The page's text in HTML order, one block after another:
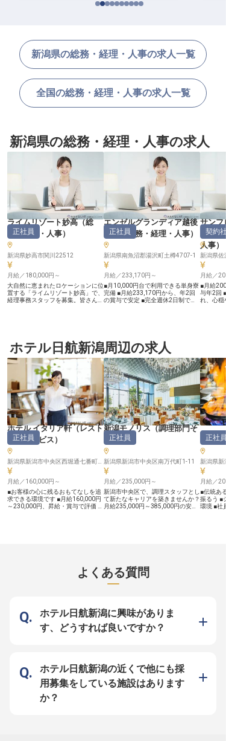
新潟県の総務・経理・人事の求人一覧
全国の総務・経理・人事の求人一覧
新潟県の総務・経理・人事の求人
ライムリゾート妙高（総
務・経理・人事）
正社員
新潟県妙高市関川22512
月給／180,000円～
大自然に恵まれたロケーションに位
置する「ライムリゾート妙高」で、
経理事務スタッフを募集。皆さんに
の手伝い、お客様の送迎業務をお願
いすることも。部門を超えたチーム
ワークを大切にしている当ホテル
で、お客様に愛される空間を作りま
せんか。※2023年8月31日時点の情
報です。
エンゼルグランディア越後
中里（総務・経理・人事）
正社員
新潟県南魚沼郡湯沢町土樽4707-1
月給／233,170円～
■月10,000円台で利用できる単身寮
完備 ■月給233,170円から、年2回
の賞与で安定 ■完全週休2日制でプ
から支える重要なお仕事です。 会
計サポートや勤怠管理、社内文書作
成、採用業務など、多岐にわたる業
務を通じて、従業員が安心して働け
る環境を整えます。 お客様に最高
の体験を提供できるよう、チームの
一員として貢献する喜びを感じられ
るでしょう。 細やかな気配りが活
かせる、やりがいのあるポジション
です。 ーー【安心して長く働ける
充実のサポート体制】 当社では、
従業員が安心して長く活躍できるよ
う、充実した福利厚生とサポート体
制を整えています。 月10,000円台
で利用できる単身寮や、引っ越し補
助（上限150,000円）があり、新し
い生活をスムーズに始められます。
また、産前産後休暇や育児休暇も完
備しており、ライフステージの変化
にも柔軟に対応。 昇給・賞与はも
ちろん、研修制度や資格取得支援も
あり、着実にキャリアを築ける環境
です。 ※2026年02月06日時点の情
報です
サンフ
会社
人事）
契約社
新潟県佐
月給／
■月給
与年2回
れ、心穏
ッフとし
る環境を
担ってい
かな気配
円滑な運
繋がるこ
地域に根
共に佐渡
ーー【安
キルを活
フ一人ひ
環境を
の経験が
スキルと
サポート
さい。勤
て、ホテ
なポジ
じて、
る環境で
ていき
日時点の
ホテル日航新潟周辺の求人
ホテル イタリア軒（レスト
ランサービス ）
正社員
月給／160,000円～
■お客様の心に残るおもてなしを追
求できる環境です ■月給160,000円
～230,000円、昇給・賞与で評価 ■
お出迎えからお見送り、お部屋への
ご案内、お料理の配膳、そして会計
す。 新潟芸妓を招くお座敷を担当
する機会もあり、日本の伝統文化に
触れながら、お客様に最高の時間を
お届けするやりがいを感じられま
程度と少なく、プライベートの時間
も大切にできます。 月8～9日の休
日があり、年間休日は110日と充
実。 社会保険完備はもちろん、確
定拠出年金制度や制服貸与、マイカ
ー通勤も可能です。 お座敷での接
新潟モノリス（調理部門そ
の他）
正社員
新潟県新潟市中央区南万代町1-11
月給／235,000円～
新潟市中央区で、調理スタッフとし
て新たなキャリアを築きませんか？
月給235,000円～385,000円の安定
ホテル
正社員
月給／
■伝統あ
振るう ■
環境 ■社
に、安心
生活が
能なので
よくある質問
ホテル日航新潟に興味がありま
す、どうすれば良いですか？
ホテル日航新潟の近くで他にも採
用募集をしている施設はあります
か？